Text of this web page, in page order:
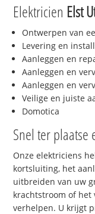
Elektricien Elst
Ontwerpen van
Levering en
Aanleggen en
Aanleggen en
Aanleggen en
Veilige en juiste
Domotica
Snel ter plaatse
Onze elektriciens
kortsluiting, het
uitbreiden van uw
krachtstroom of het
verhelpen. U krijgt